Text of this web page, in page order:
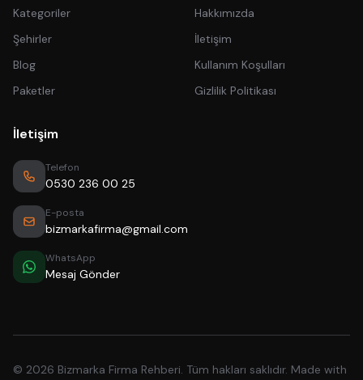
Kategoriler
Şehirler
Blog
Paketler
Hakkımızda
İletişim
Kullanım Koşulları
Gizlilik Politikası
İletişim
Telefon
0530 236 00 25
E-posta
bizmarkafirma@gmail.com
WhatsApp
Mesaj Gönder
© 2026 Bizmarka Firma Rehberi. Tüm hakları saklıdır. Made with